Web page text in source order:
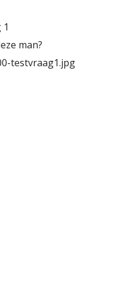
man?
testvraag1.jpg